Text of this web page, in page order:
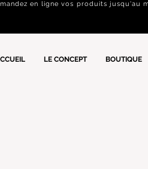
en ligne vos produits jusqu'au
LE CONCEPT BOUTIQUE